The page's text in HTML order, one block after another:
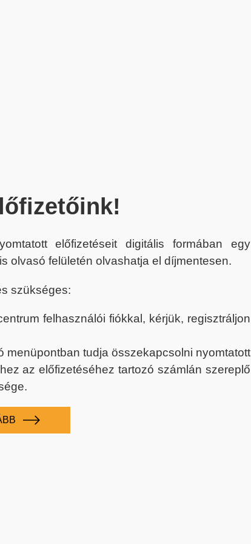
előfizetéseit digitális formában egy
olvasó felületén olvashatja el díjmentesen.
szükséges:
felhasználói fiókkal, kérjük, regisztráljon
menüpontban tudja összekapcsolni nyomtatott
az előfizetéséhez tartozó számlán szereplő